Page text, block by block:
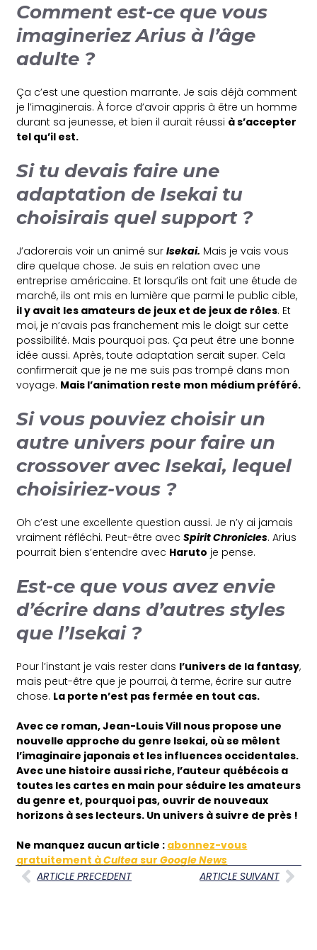
Comment est-ce que vous
imagineriez Arius à l’âge
adulte ?
Ça c’est une question marrante. Je sais déjà comment
je l’imaginerais. À force d’avoir appris à être un homme
durant sa jeunesse, et bien il aurait réussi à s’accepter
tel qu’il est.
Si tu devais faire une
adaptation de Isekai tu
choisirais quel support ?
J’adorerais voir un animé surIsekai. Mais je vais vous
dire quelque chose. Je suis en relation avec une
entreprise américaine. Et lorsqu’ils ont fait une étude de
marché, ils ont mis en lumière que parmi le public cible,
il y avait les amateurs de jeux et de jeux de rôles. Et
moi, je n’avais pas franchement mis le doigt sur cette
possibilité. Mais pourquoi pas. Ça peut être une bonne
idée aussi. Après, toute adaptation serait super. Cela
confirmerait que je ne me suis pas trompé dans mon
voyage. Mais l’animation reste mon médium préféré.
Si vous pouviez choisir un
autre univers pour faire un
crossover avec Isekai, lequel
choisiriez-vous ?
Oh c’est une excellente question aussi. Je n’y ai jamais
vraiment réfléchi. Peut-être avecSpirit Chronicles. Arius
pourrait bien s’entendre avec Haruto je pense.
Est-ce que vous avez envie
d’écrire dans d’autres styles
que l’Isekai ?
Pour l’instant je vais rester dans l’univers de la fantasy,
mais peut-être que je pourrai, à terme, écrire sur autre
chose. La porte n’est pas fermée en tout cas.
Avec ce roman, Jean-Louis Vill nous propose une
nouvelle approche du genre Isekai, où se mêlent
l’imaginaire japonais et les influences occidentales.
Avec une histoire aussi riche, l’auteur québécois a
toutes les cartes en main pour séduire les amateurs
du genre et, pourquoi pas, ouvrir de nouveaux
horizons à ses lecteurs. Un univers à suivre de près !
Ne manquez aucun article : abonnez-vous
gratuitement àCulteasur Google News
ARTICLE PRECEDENT
ARTICLE SUIVANT